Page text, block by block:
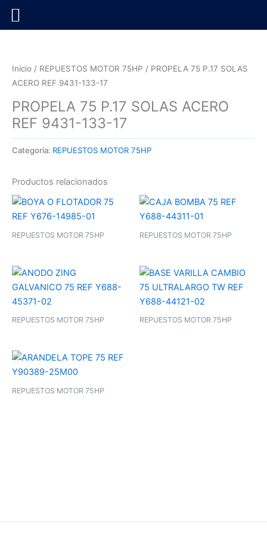
Inicio / REPUESTOS MOTOR 75HP / PROPELA 75 P.17 SOLAS
ACERO REF 9431-133-17
PROPELA 75 P.17 SOLAS ACERO
REF 9431-133-17
Categoría: REPUESTOS MOTOR 75HP
Productos relacionados
REPUESTOS MOTOR 75HP REPUESTOS MOTOR 75HP
REPUESTOS MOTOR 75HP REPUESTOS MOTOR 75HP
REPUESTOS MOTOR 75HP